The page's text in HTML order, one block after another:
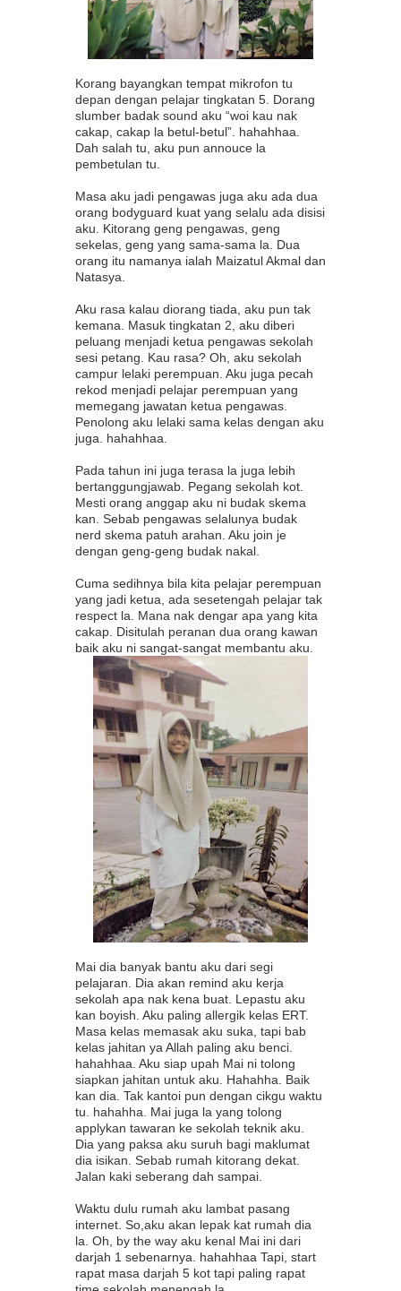
Korang bayangkan tempat mikrofon tu
depan dengan pelajar tingkatan 5. Dorang
slumber badak sound aku “woi kau nak
cakap, cakap la betul-betul”. hahahhaa.
Dah salah tu, aku pun annouce la
pembetulan tu.
Masa aku jadi pengawas juga aku ada dua
orang bodyguard kuat yang selalu ada disisi
aku. Kitorang geng pengawas, geng
sekelas, geng yang sama-sama la. Dua
orang itu namanya ialah Maizatul Akmal dan
Natasya.
Aku rasa kalau diorang tiada, aku pun tak
kemana. Masuk tingkatan 2, aku diberi
peluang menjadi ketua pengawas sekolah
sesi petang. Kau rasa? Oh, aku sekolah
campur lelaki perempuan. Aku juga pecah
rekod menjadi pelajar perempuan yang
memegang jawatan ketua pengawas.
Penolong aku lelaki sama kelas dengan aku
juga. hahahhaa.
Pada tahun ini juga terasa la juga lebih
bertanggungjawab. Pegang sekolah kot.
Mesti orang anggap aku ni budak skema
kan. Sebab pengawas selalunya budak
nerd skema patuh arahan. Aku join je
dengan geng-geng budak nakal.
Cuma sedihnya bila kita pelajar perempuan
yang jadi ketua, ada sesetengah pelajar tak
respect la. Mana nak dengar apa yang kita
cakap. Disitulah peranan dua orang kawan
baik aku ni sangat-sangat membantu aku.
Mai dia banyak bantu aku dari segi
pelajaran. Dia akan remind aku kerja
sekolah apa nak kena buat. Lepastu aku
kan boyish. Aku paling allergik kelas ERT.
Masa kelas memasak aku suka, tapi bab
kelas jahitan ya Allah paling aku benci.
hahahhaa. Aku siap upah Mai ni tolong
siapkan jahitan untuk aku. Hahahha. Baik
kan dia. Tak kantoi pun dengan cikgu waktu
tu. hahahha. Mai juga la yang tolong
applykan tawaran ke sekolah teknik aku.
Dia yang paksa aku suruh bagi maklumat
dia isikan. Sebab rumah kitorang dekat.
Jalan kaki seberang dah sampai.
Waktu dulu rumah aku lambat pasang
internet. So,aku akan lepak kat rumah dia
la. Oh, by the way aku kenal Mai ini dari
darjah 1 sebenarnya. hahahhaa Tapi, start
rapat masa darjah 5 kot tapi paling rapat